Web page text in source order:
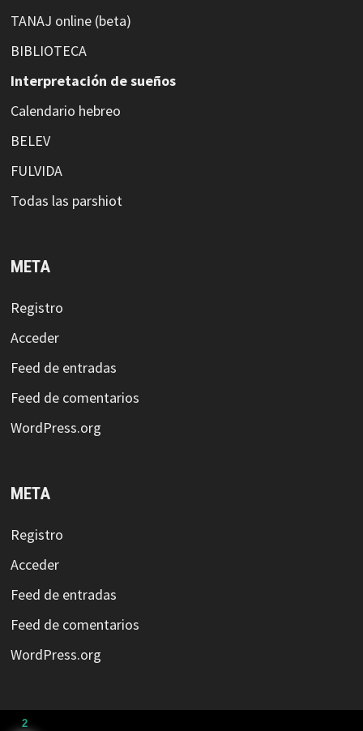
TANAJ online (beta)
BIBLIOTECA
Interpretación de sueños
Calendario hebreo
BELEV
FULVIDA
Todas las parshiot
META
Registro
Acceder
Feed de entradas
Feed de comentarios
WordPress.org
META
Registro
Acceder
Feed de entradas
Feed de comentarios
WordPress.org
2